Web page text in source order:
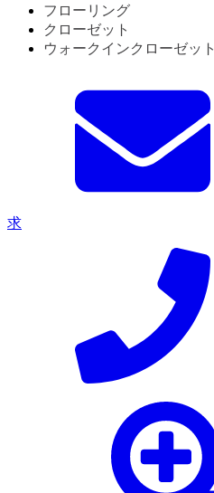
フローリング
クローゼット
ウォークインクローゼット
求